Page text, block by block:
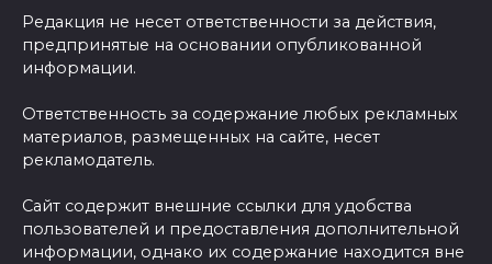
Редакция не несет ответственности за действия,
предпринятые на основании опубликованной
информации.
Ответственность за содержание любых рекламных
материалов, размещенных на сайте, несет
рекламодатель.
Сайт содержит внешние ссылки для удобства
пользователей и предоставления дополнительной
информации, однако их содержание находится вне